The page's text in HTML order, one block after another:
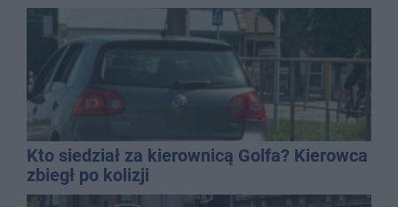
Kto siedział za kierownicą Golfa? Kierowca
zbiegł po kolizji